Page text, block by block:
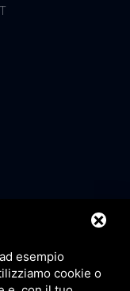
esempio
cookie o